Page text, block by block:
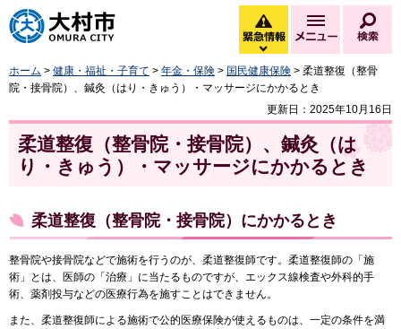
大村市
緊急情報
緊急情報を開く
メニュー
ホーム > 健康・福祉・子育て > 年金・保険 > 国民健康保険 > 柔道整復（整骨
院・接骨院）、鍼灸（はり・きゅう）・マッサージにかかるとき
更新日：2025年10月16日
柔道整復（整骨院・接骨院）、鍼灸（は
り・きゅう）・マッサージにかかるとき
柔道整復（整骨院・接骨院）にかかるとき
整骨院や接骨院などで施術を行うのが、柔道整復師です。柔道整復師の「施
術」とは、医師の「治療」に当たるものですが、エックス線検査や外科的手
術、薬剤投与などの医療行為を施すことはできません。
また、柔道整復師による施術で公的医療保険が使えるものは、一定の条件を満